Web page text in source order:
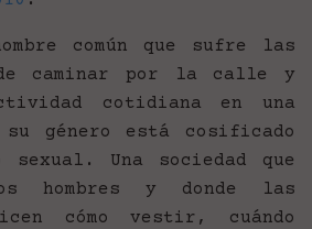
común que sufre las
de caminar por la calle y
cotidiana en una
su género está cosificado
Una sociedad que
hombres y donde las
cómo vestir, cuándo